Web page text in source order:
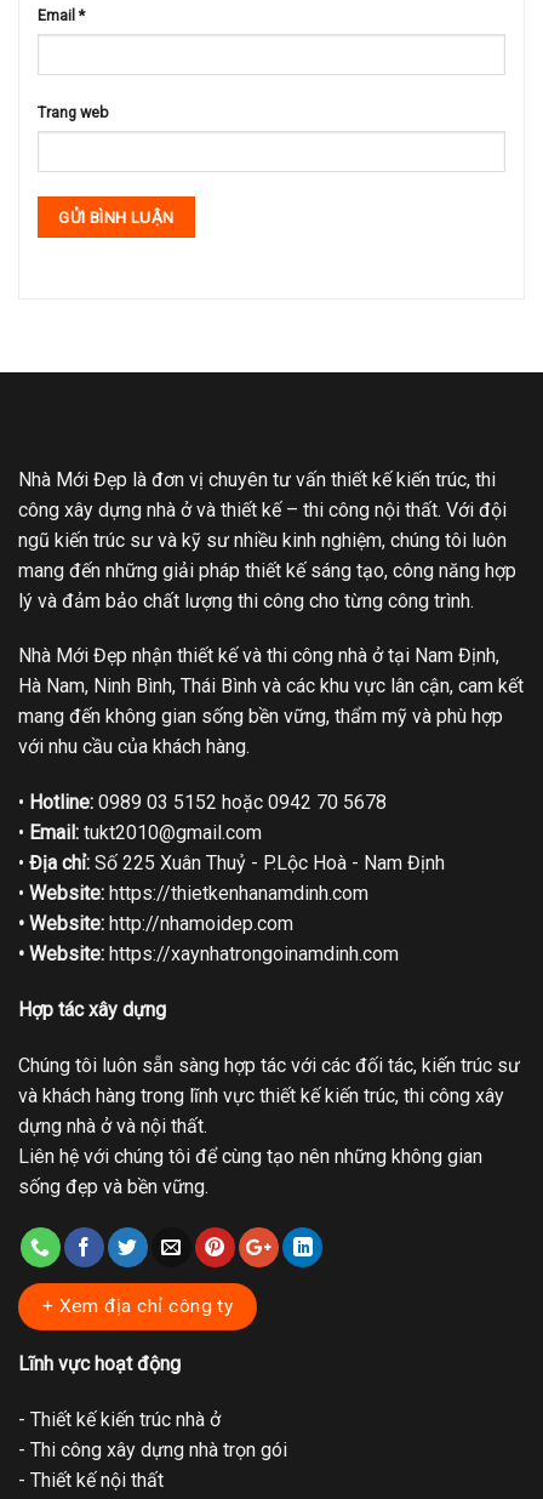
Email*
Trang web
Nhà Mới Đẹp là đơn vị chuyên tư vấn thiết kế kiến trúc, thi
công xây dựng nhà ở và thiết kế – thi công nội thất. Với đội
ngũ kiến trúc sư và kỹ sư nhiều kinh nghiệm, chúng tôi luôn
mang đến những giải pháp thiết kế sáng tạo, công năng hợp
lý và đảm bảo chất lượng thi công cho từng công trình.
Nhà Mới Đẹp nhận thiết kế và thi công nhà ở tại Nam Định,
Hà Nam, Ninh Bình, Thái Bình và các khu vực lân cận, cam kết
mang đến không gian sống bền vững, thẩm mỹ và phù hợp
với nhu cầu của khách hàng.
• Hotline: 0989 03 5152 hoặc 0942 70 5678
• Email: tukt2010@gmail.com
• Địa chỉ: Số 225 Xuân Thuỷ - P.Lộc Hoà - Nam Định
• Website: https://thietkenhanamdinh.com
• Website: http://nhamoidep.com
• Website: https://xaynhatrongoinamdinh.com
Hợp tác xây dựng
Chúng tôi luôn sẵn sàng hợp tác với các đối tác, kiến trúc sư
và khách hàng trong lĩnh vực thiết kế kiến trúc, thi công xây
dựng nhà ở và nội thất.
Liên hệ với chúng tôi để cùng tạo nên những không gian
sống đẹp và bền vững.
+ Xem địa chỉ công ty
Lĩnh vực hoạt động
- Thiết kế kiến trúc nhà ở
- Thi công xây dựng nhà trọn gói
- Thiết kế nội thất